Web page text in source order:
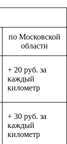
по Московской
области
+ 20 руб. за
каждый
километр
+ 30 руб. за
каждый
километр